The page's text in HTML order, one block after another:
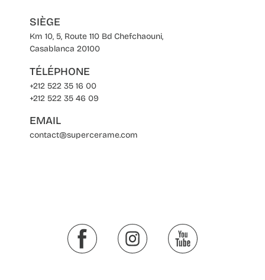
SIÈGE
Km 10, 5, Route 110 Bd Chefchaouni,
Casablanca 20100
TÉLÉPHONE
+212 522 35 16 00
+212 522 35 46 09
EMAIL
contact@supercerame.com